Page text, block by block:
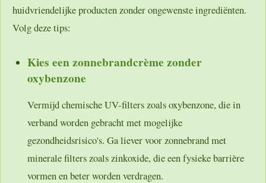
huidvriendelijke producten zonder ongewenste ingrediënten.
Volg deze tips:
Kies een zonnebrandcrème zonder
oxybenzone
Vermijd chemische UV-filters zoals oxybenzone, die in
verband worden gebracht met mogelijke
gezondheidsrisico's. Ga liever voor zonnebrand met
minerale filters zoals zinkoxide, die een fysieke barrière
vormen en beter worden verdragen.